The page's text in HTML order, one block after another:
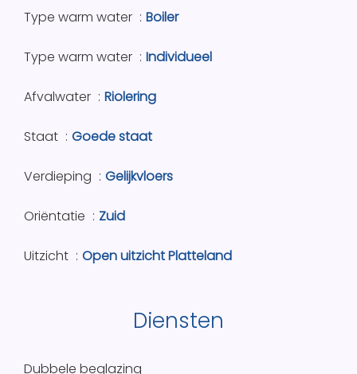
Type warm water Boiler
Type warm water Individueel
Afvalwater Riolering
Staat Goede staat
Verdieping Gelijkvloers
Oriëntatie Zuid
Uitzicht Open uitzicht Platteland
Diensten
Dubbele beglazing